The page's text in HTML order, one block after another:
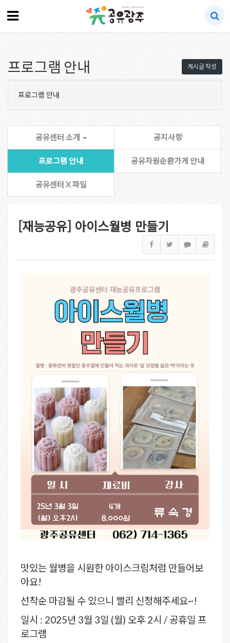
게시글 작성
프로그램 안내
프로그램 안내
공유센터 소개 공지사항
프로그램 안내 공유자원순환가게 안내
공유센터 X 파일
[재능공유] 아이스월병 만들기
맛있는 월병을 시원한 아이스크림처럼 만들어보
아요!
선착순 마감될 수 있으니 빨리 신청해주세요~!
일시 : 2025년 3월 3일 (월) 오후 2시 / 공휴일 프
로그램